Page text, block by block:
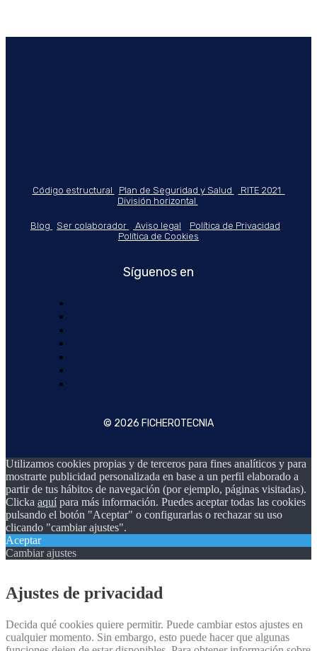
Código estructural Plan de Seguridad y Salud
RITE 2021
División horizontal
Blog Ser colaborador Aviso legal
Política de Privacidad
Política de Cookies
Síguenos en
© 2026 FICHEROTECNIA
Utilizamos cookies propias y de terceros para fines analíticos y para
mostrarte publicidad personalizada en base a un perfil elaborado a
partir de tus hábitos de navegación (por ejemplo, páginas visitadas).
Clicka aquípara más información. Puedes aceptar todas las cookies
pulsando el botón "Aceptar" o configurarlas o rechazar su uso
clicando "cambiar ajustes".
Aceptar
Cambiar ajustes
Ajustes de privacidad
Decida qué cookies quiere permitir. Puede cambiar estos ajustes en
cualquier momento. Sin embargo, esto puede hacer que algunas